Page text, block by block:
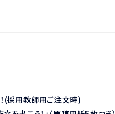
(採用教師用ご注文時)